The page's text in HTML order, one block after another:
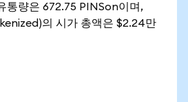
통량은 672.75 PINSon이며,
의 시가 총액은 $2.24만